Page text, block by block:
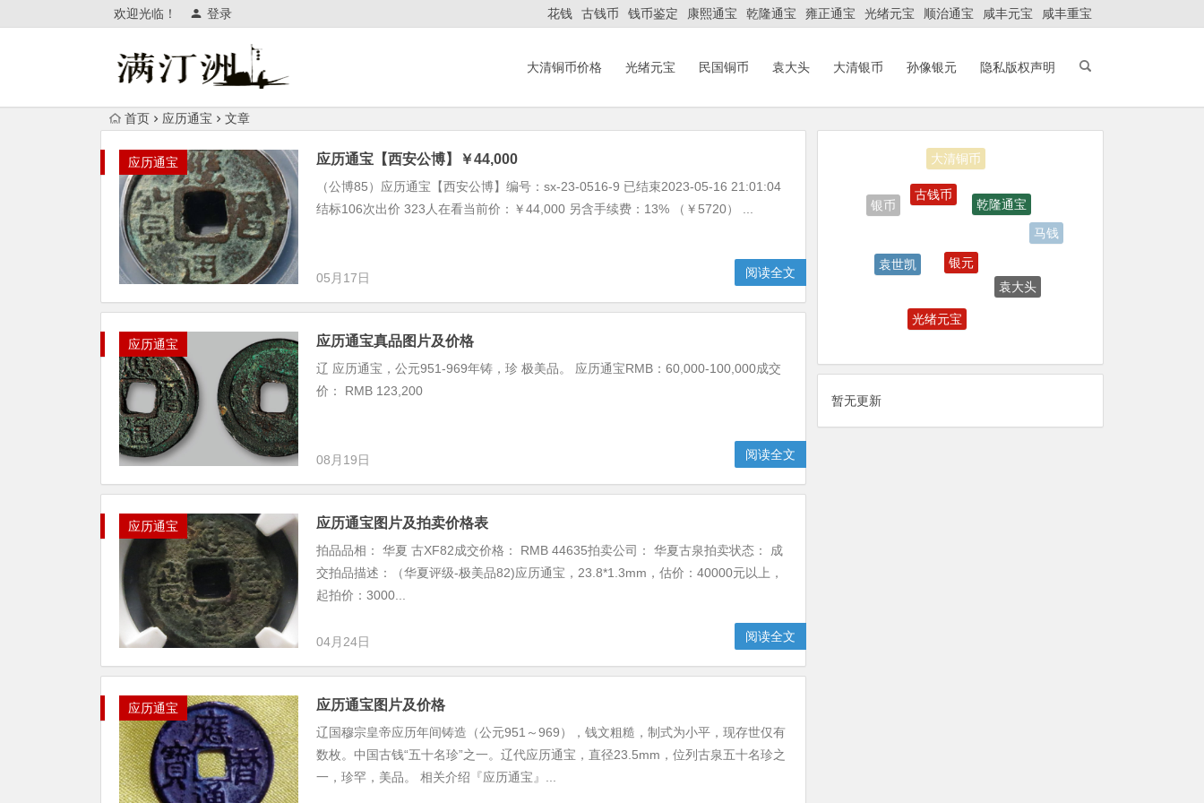
欢迎光临！ 登录 花钱 古钱币 钱币鉴定 康熙通宝 乾隆通宝 雍正通宝 光绪元宝 顺治通宝 咸丰元宝 咸丰重宝
大清铜币价格 光绪元宝 民国铜币 袁大头 大清银币 孙像银元 隐私版权声明
首页 应历通宝 文章
应历通宝 应历通宝【西安公博】￥44,000
（公博85）应历通宝【西安公博】编号：sx-23-0516-9 已结束2023-05-16 21:01:04
结标106次出价 323人在看当前价：￥44,000 另含手续费：13% （￥5720） ...
05月17日 阅读全文
应历通宝 应历通宝真品图片及价格
辽 应历通宝，公元951-969年铸，珍 极美品。 应历通宝RMB：60,000-100,000成交
价： RMB 123,200
08月19日 阅读全文
应历通宝 应历通宝图片及拍卖价格表
拍品品相： 华夏 古XF82成交价格： RMB 44635拍卖公司： 华夏古泉拍卖状态： 成
交拍品描述：（华夏评级-极美品82)应历通宝，23.8*1.3mm，估价：40000元以上，
起拍价：3000...
04月24日 阅读全文
应历通宝 应历通宝图片及价格
辽国穆宗皇帝应历年间铸造（公元951～969），钱文粗糙，制式为小平，现存世仅有
数枚。中国古钱“五十名珍”之一。辽代应历通宝，直径23.5mm，位列古泉五十名珍之
一，珍罕，美品。 相关介绍『应历通宝』...
银币
古钱币
乾隆通宝
马钱
袁世凯
银元
袁大头
光绪元宝
暂无更新